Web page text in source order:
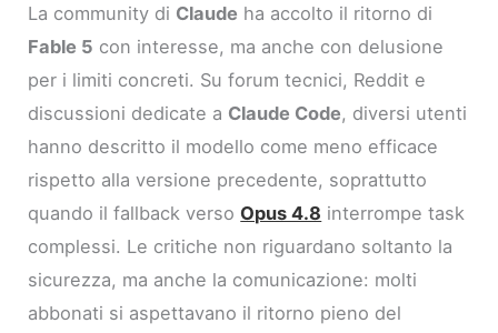
La community di Claude ha accolto il ritorno di
Fable 5 con interesse, ma anche con delusione
per i limiti concreti. Su forum tecnici, Reddit e
discussioni dedicate a Claude Code, diversi utenti
hanno descritto il modello come meno efficace
rispetto alla versione precedente, soprattutto
quando il fallback verso Opus 4.8 interrompe task
complessi. Le critiche non riguardano soltanto la
sicurezza, ma anche la comunicazione: molti
abbonati si aspettavano il ritorno pieno del